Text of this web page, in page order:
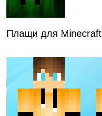
Плащи для Minecraft